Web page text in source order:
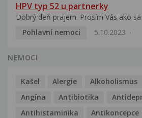
HPV typ 52 u partnerky
Dobrý deň prajem. Prosím Vás ako sa
Pohlavní nemoci
5.10.2023
NEMOCI
Kašel Alergie Alkoholismus
Angína
Antibiotika
Antihistaminika
Antikoncepce